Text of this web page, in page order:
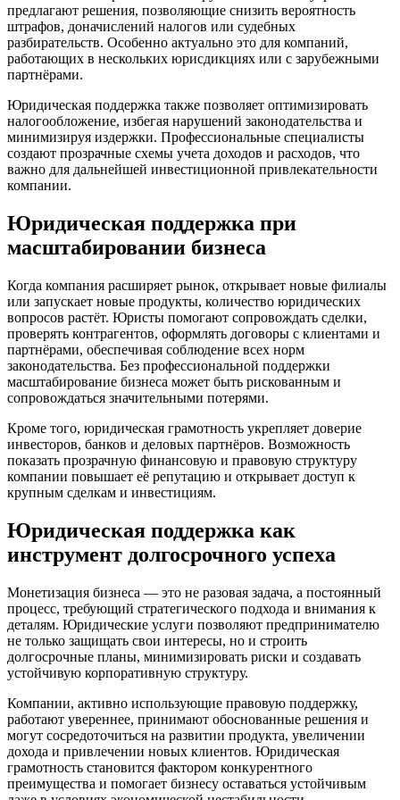
предлагают решения, позволяющие снизить вероятность
штрафов, доначислений налогов или судебных
разбирательств. Особенно актуально это для компаний,
работающих в нескольких юрисдикциях или с зарубежными
партнёрами.
Юридическая поддержка также позволяет оптимизировать
налогообложение, избегая нарушений законодательства и
минимизируя издержки. Профессиональные специалисты
создают прозрачные схемы учета доходов и расходов, что
важно для дальнейшей инвестиционной привлекательности
компании.
Юридическая поддержка при
масштабировании бизнеса
Когда компания расширяет рынок, открывает новые филиалы
или запускает новые продукты, количество юридических
вопросов растёт. Юристы помогают сопровождать сделки,
проверять контрагентов, оформлять договоры с клиентами и
партнёрами, обеспечивая соблюдение всех норм
законодательства. Без профессиональной поддержки
масштабирование бизнеса может быть рискованным и
сопровождаться значительными потерями.
Кроме того, юридическая грамотность укрепляет доверие
инвесторов, банков и деловых партнёров. Возможность
показать прозрачную финансовую и правовую структуру
компании повышает её репутацию и открывает доступ к
крупным сделкам и инвестициям.
Юридическая поддержка как
инструмент долгосрочного успеха
Монетизация бизнеса — это не разовая задача, а постоянный
процесс, требующий стратегического подхода и внимания к
деталям. Юридические услуги позволяют предпринимателю
не только защищать свои интересы, но и строить
долгосрочные планы, минимизировать риски и создавать
устойчивую корпоративную структуру.
Компании, активно использующие правовую поддержку,
работают увереннее, принимают обоснованные решения и
могут сосредоточиться на развитии продукта, увеличении
дохода и привлечении новых клиентов. Юридическая
грамотность становится фактором конкурентного
преимущества и помогает бизнесу оставаться устойчивым